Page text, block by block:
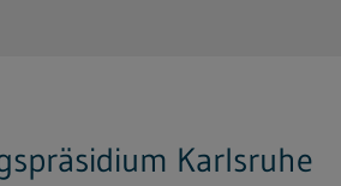
Karlsruhe